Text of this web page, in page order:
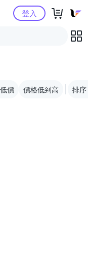
物中心登入
價 價格低到高 排序